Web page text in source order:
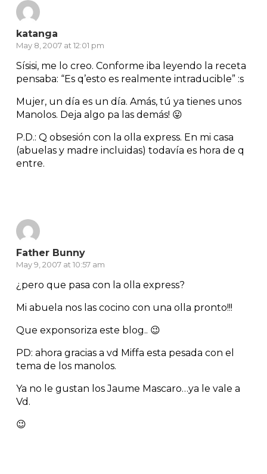
katanga
May 8, 2007 at 12:01 pm
Sísisi, me lo creo. Conforme iba leyendo la receta
pensaba: “Es q’esto es realmente intraducible” :s
Mujer, un día es un día. Amás, tú ya tienes unos
Manolos. Deja algo pa las demás! 😛
P.D.: Q obsesión con la olla express. En mi casa
(abuelas y madre incluidas) todavía es hora de q
entre.
Father Bunny
May 9, 2007 at 10:57 am
¿pero que pasa con la olla express?
Mi abuela nos las cocino con una olla pronto!!!
Que exponsoriza este blog.. 😉
PD: ahora gracias a vd Miffa esta pesada con el
tema de los manolos.
Ya no le gustan los Jaume Mascaro…ya le vale a
Vd.
😉